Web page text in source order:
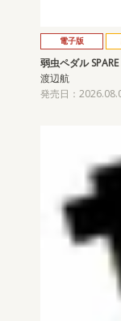
電子版
弱虫ペダル
渡辺航
発売日：